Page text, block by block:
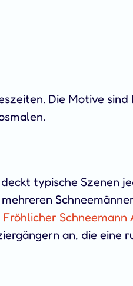
Die Motive
typische Szenen
Fröhlicher
an, die eine